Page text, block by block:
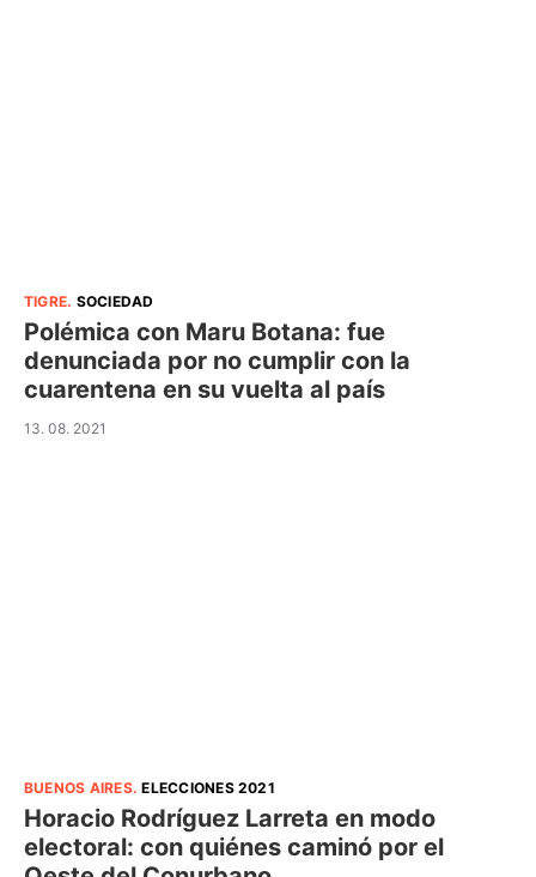
TIGRE. SOCIEDAD
Polémica con Maru Botana: fue
denunciada por no cumplir con la
cuarentena en su vuelta al país
13. 08. 2021
BUENOS AIRES.ELECCIONES 2021
Horacio Rodríguez Larreta en modo
electoral: con quiénes caminó por el